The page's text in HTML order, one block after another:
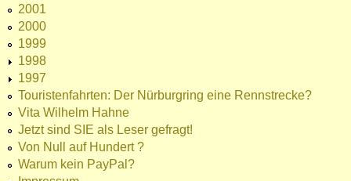
2001
2000
1999
1998
1997
Touristenfahrten: Der Nürburgring eine Rennstrecke?
Vita Wilhelm Hahne
Jetzt sind SIE als Leser gefragt!
Von Null auf Hundert ?
Warum kein PayPal?